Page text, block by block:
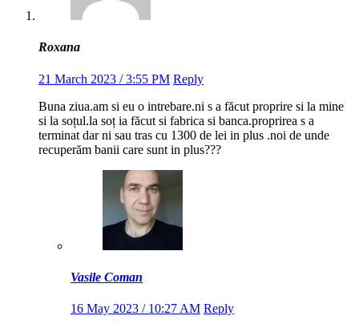
Roxana
21 March 2023 / 3:55 PM Reply
Buna ziua.am si eu o intrebare.ni s a făcut proprire si la mine
si la soțul.la soț ia făcut si fabrica si banca.proprirea s a
terminat dar ni sau tras cu 1300 de lei in plus .noi de unde
recuperăm banii care sunt in plus???
Vasile Coman
16 May 2023 / 10:27 AM Reply